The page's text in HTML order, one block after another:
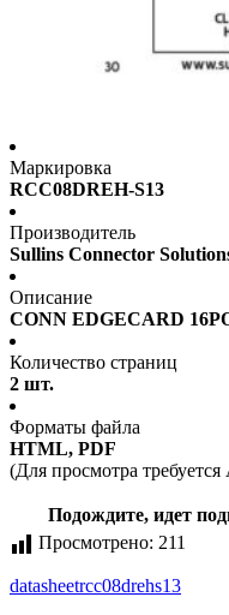
Маркировка
RCC08DREH-S13
Производитель
Sullins Connector
Описание
CONN EDGECARD
Количество страниц
2 шт.
Форматы файла
HTML, PDF
(Для просмотра
Подождите, идет
Просмотрено: 211
datasheetrcc08drehs13